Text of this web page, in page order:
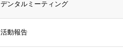
デンタルミーティング
活動報告